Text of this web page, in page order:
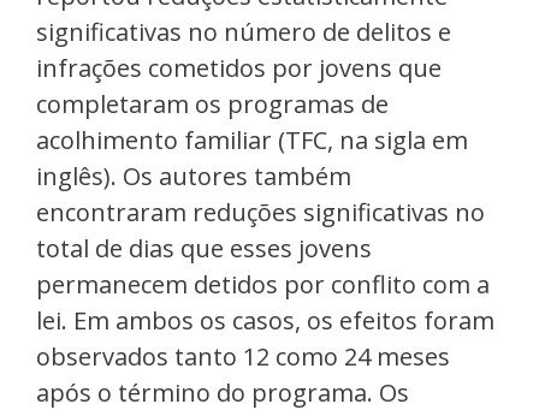
significativas no número de delitos e
infrações cometidos por jovens que
completaram os programas de
acolhimento familiar (TFC, na sigla em
inglês). Os autores também
encontraram reduções significativas no
total de dias que esses jovens
permanecem detidos por conflito com a
lei. Em ambos os casos, os efeitos foram
observados tanto 12 como 24 meses
após o término do programa. Os